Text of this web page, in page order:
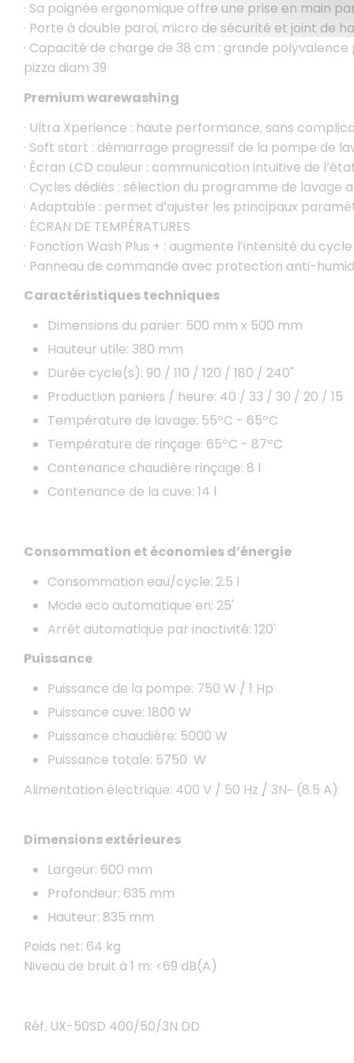
· Sa poignée ergonomique offre une prise en main
· Porte à double paroi, micro de sécurité et joint de
· Capacité de charge de 38 cm : grande
pizza diam 39
Premium warewashing
· Ultra Xperience : haute performance, sans
· Soft start : démarrage progressif de la pompe de
· Écran LCD couleur : communication intuitive de
· Cycles dédiés : sélection du programme de lavage
· Adaptable : permet d’ajuster les principaux
· ÉCRAN DE TEMPÉRATURES
· Fonction Wash Plus + : augmente l’intensité du
· Panneau de commande avec protection anti-
Caractéristiques techniques
Dimensions du panier: 500 mm x 500 mm
Hauteur utile: 380 mm
Durée cycle(s): 90 / 110 / 120 / 180 / 240"
Production paniers / heure: 40 / 33 / 30 / 20 / 15
Température de lavage: 55ºC - 65ºC
Température de rinçage: 65ºC - 87ºC
Contenance chaudière rinçage: 8 l
Contenance de la cuve: 14 l
Consommation et économies d’énergie
Consommation eau/cycle: 2.5 l
Mode eco automatique en: 25'
Arrêt automatique par inactivité: 120'
Puissance
Puissance de la pompe: 750 W / 1 Hp
Puissance cuve: 1800 W
Puissance chaudière: 5000 W
Puissance totale: 5750 W
Alimentation électrique: 400 V / 50 Hz / 3N~ (8.5 A)
Dimensions extérieures
Largeur: 600 mm
Profondeur: 635 mm
Hauteur: 835 mm
Poids net: 64 kg
Niveau de bruit à 1 m: <69 dB(A)
Réf. UX-50SD 400/50/3N DD